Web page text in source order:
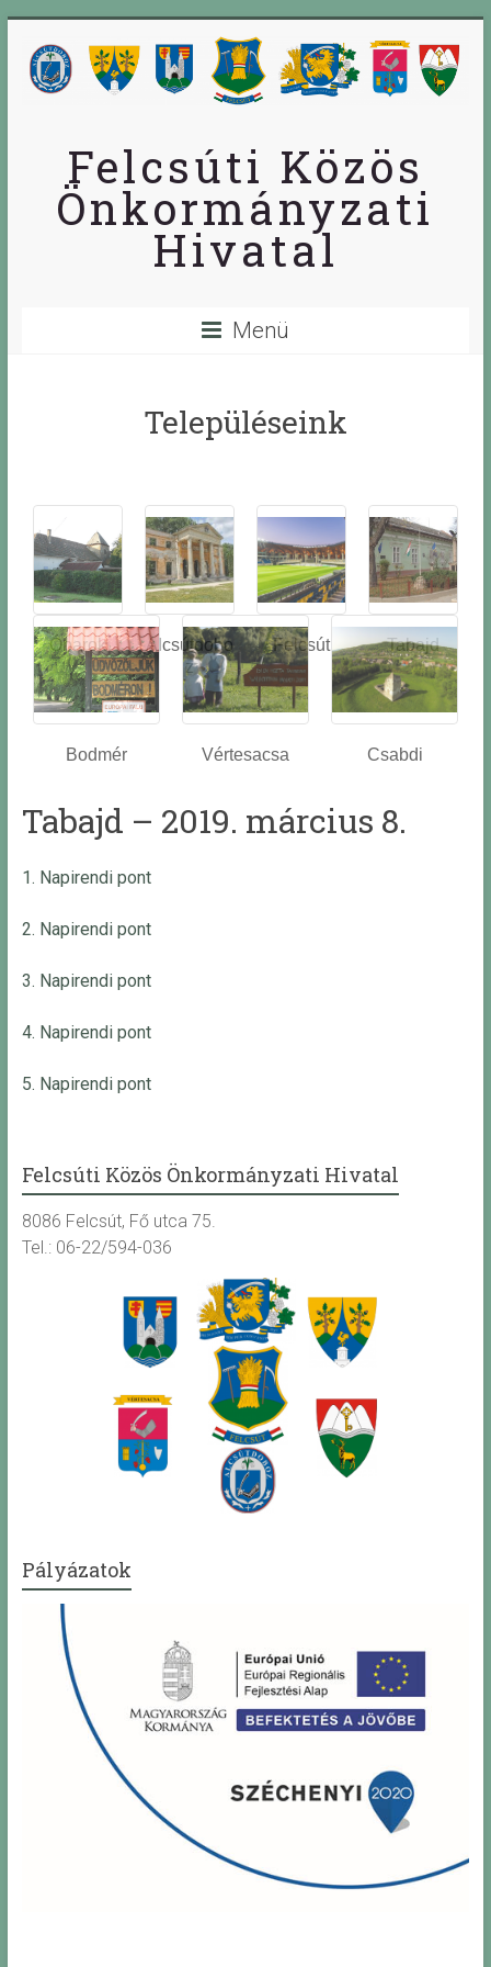
Felcsúti Közös
Önkormányzati
Hivatal
Menü
Településeink
Óbarok
Alcsútdobo
z
Felcsút Tabajd
Bodmér Vértesacsa Csabdi
Tabajd – 2019. március 8.
1. Napirendi pont
2. Napirendi pont
3. Napirendi pont
4. Napirendi pont
5. Napirendi pont
Felcsúti Közös Önkormányzati Hivatal
8086 Felcsút, Fő utca 75.
Tel.: 06-22/594-036
Pályázatok